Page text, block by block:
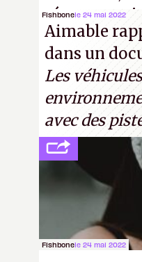
réponse au
« encore
Turing.
Fishbonele 24 mai 2022
Aimable
dans un
Les
avec des
Fishbonele 24 mai 2022